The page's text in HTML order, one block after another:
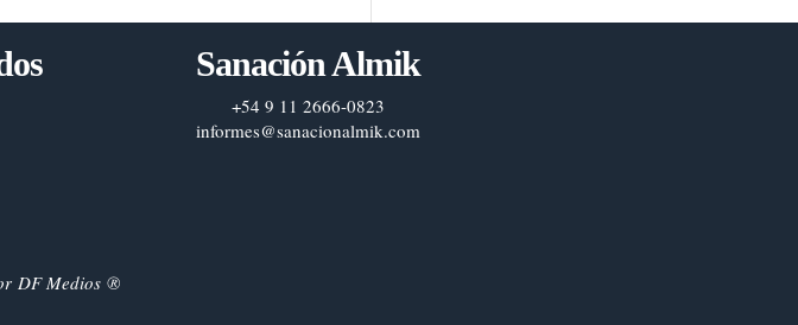
Sanación Almik
+54 9 11 2666-0823
informes@sanacionalmik.com
DF Medios®